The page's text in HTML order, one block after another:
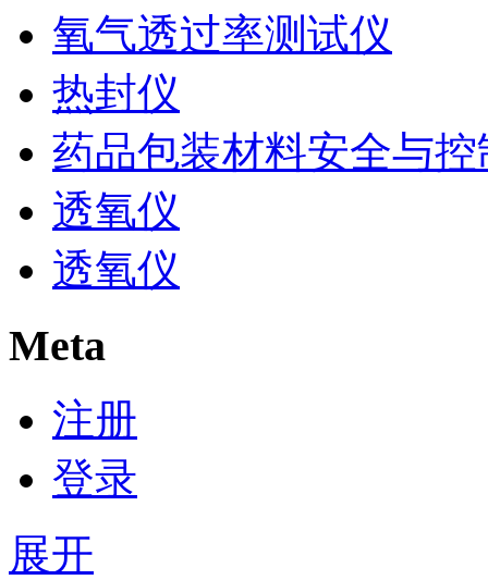
氧气透过率测试仪
热封仪
药品包装材料安全与
透氧仪
透氧仪
Meta
注册
登录
展开